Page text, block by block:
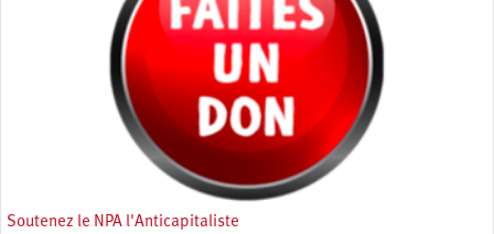
Soutenez le NPA l'Anticapitaliste